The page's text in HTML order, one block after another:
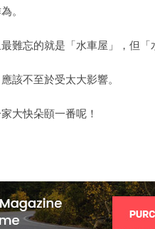
。
難忘的就是「水車屋」，但「
該不至於受太大影響。
大快朵頤一番呢！